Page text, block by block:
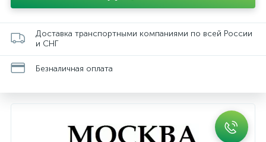
Доставка транспортными компаниями по всей России
и СНГ
Безналичная оплата